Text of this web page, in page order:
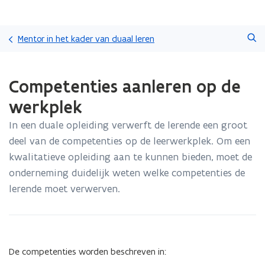
naar
gaan
Mentor in het kader van duaal leren
met
laden.
zich
op:
Competenties
aanleren
Competenties aanleren op de
werkplek
In een duale opleiding verwerft de lerende een groot
deel van de competenties op de leerwerkplek. Om een
kwalitatieve opleiding aan te kunnen bieden, moet de
onderneming duidelijk weten welke competenties de
lerende moet verwerven.
De competenties worden beschreven in: